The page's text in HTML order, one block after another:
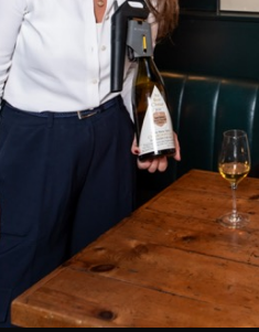
Nous
Inscrire
FAQ